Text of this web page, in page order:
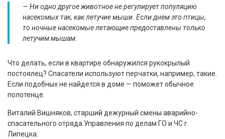
— Ни одно другое животное не регулирует популяцию
насекомых так, как летучие мыши. Если днем это птицы,
то ночные насекомые летающие предоставлены только
летучим мышам.
Что делать, если в квартире обнаружился рукокрылый
постоялец? Спасатели используют перчатки, например, такие.
Если подобных не найдется в доме — поможет обычное
полотенце.
Виталий Вишняков, старший дежурный смены аварийно-
спасательного отряда Управления по делам ГО и ЧС г.
Липецка: